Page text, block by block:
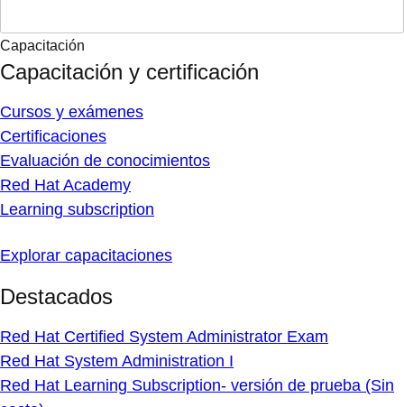
Capacitación
Capacitación y certificación
Cursos y exámenes
Certificaciones
Evaluación de conocimientos
Red Hat Academy
Learning subscription
Explorar capacitaciones
Destacados
Red Hat Certified System Administrator Exam
Red Hat System Administration I
Red Hat Learning Subscription- versión de prueba (Sin